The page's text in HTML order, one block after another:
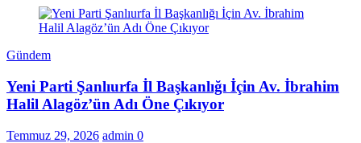
Gündem
Yeni Parti Şanlıurfa İl Başkanlığı İçin Av. İbrahim
Halil Alagöz’ün Adı Öne Çıkıyor
Temmuz 29, 2026 admin 0